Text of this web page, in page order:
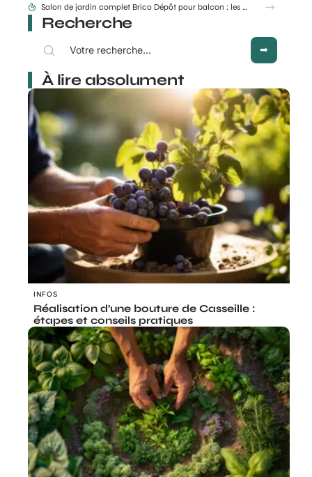
Salon de jardin complet Brico Dépôt pour balcon : les meilleures options
Recherche
À lire absolument
INFOS
Réalisation d’une bouture de Casseille :
étapes et conseils pratiques